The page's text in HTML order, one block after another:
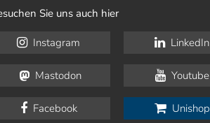
Sie uns auch hier
Instagram LinkedIn
Mastodon Youtube
Facebook Unishop